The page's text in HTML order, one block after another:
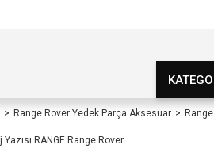
Range Rover Yedek Parça Aksesuar